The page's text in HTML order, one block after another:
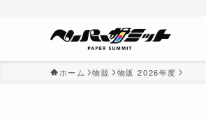
ホーム 物販 物販 2026年度